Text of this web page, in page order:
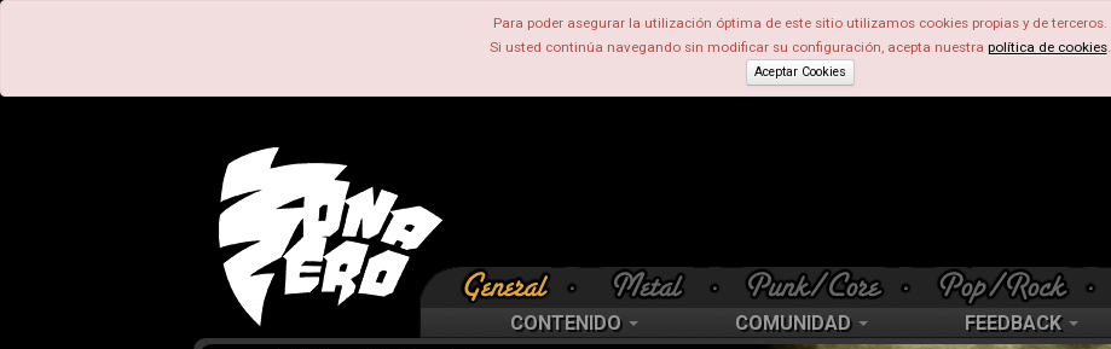
Para poder asegurar la utilización óptima de este sitio utilizamos cookies propias y de terceros.
Si usted continúa navegando sin modificar su configuración, acepta nuestra política de cookies.
Aceptar Cookies
CONTENIDO COMUNIDAD FEEDBACK